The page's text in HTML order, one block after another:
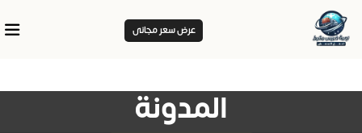
عرض سعر مجانى
المدونة